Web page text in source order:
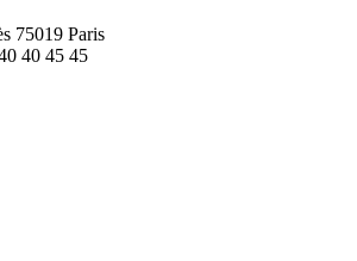
75019 Paris
40 45 45